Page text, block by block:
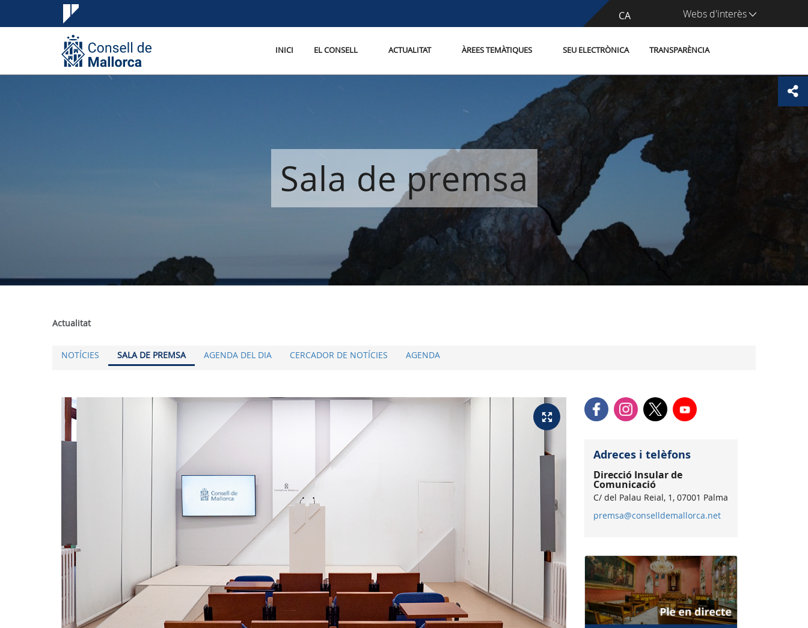
CA
ES Webs d'interès
INICI EL CONSELL ACTUALITAT ÀREES TEMÀTIQUES SEU ELECTRÒNICA TRANSPARÈNCIA
Sala de premsa
Actualitat
NOTÍCIES SALA DE PREMSA AGENDA DEL DIA CERCADOR DE NOTÍCIES AGENDA
Adreces i telèfons
Direcció Insular de
Comunicació
C/ del Palau Reial, 1, 07001 Palma
premsa@conselldemallorca.net